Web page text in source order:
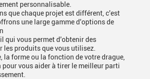
personnalisable.
que chaque projet est différent, c'est
une large gamme d'options de
qui vous permet d'obtenir des
les produits que vous utilisez.
la forme ou la fonction de votre drague,
pour vous aider à tirer le meilleur parti